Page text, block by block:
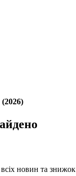
новин та знижок